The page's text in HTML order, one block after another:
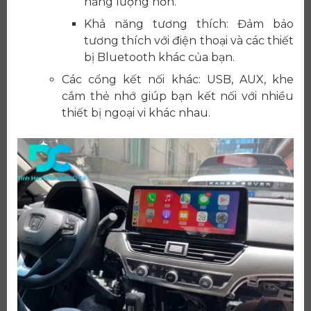
Khả năng tương thích: Đảm bảo
tương thích với điện thoại và các thiết
bị Bluetooth khác của bạn.
Các cổng kết nối khác: USB, AUX, khe
cắm thẻ nhớ giúp bạn kết nối với nhiều
thiết bị ngoại vi khác nhau.